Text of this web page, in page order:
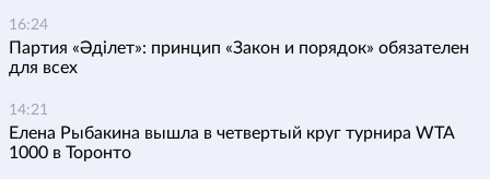
16:24
Партия «Әділет»: принцип «Закон и порядок» обязателен
для всех
14:21
Елена Рыбакина вышла в четвертый круг турнира WTA
1000 в Торонто